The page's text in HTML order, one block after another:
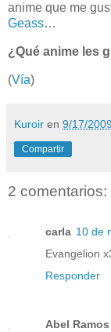
anime que me
Geass…
¿Qué anime les
(Vía)
Kuroir en 9/17/
Compartir
2 comentarios:
carla 10 de
Evangelion
Responder
Abel Ramos